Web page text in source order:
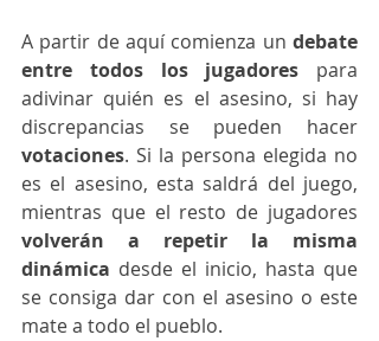
A partir de aquí comienza un debate
entre todos los jugadores para
adivinar quién es el asesino, si hay
discrepancias se pueden hacer
votaciones. Si la persona elegida no
es el asesino, esta saldrá del juego,
volverán a repetir la misma
dinámica desde el inicio, hasta que
se consiga dar con el asesino o este
mate a todo el pueblo.